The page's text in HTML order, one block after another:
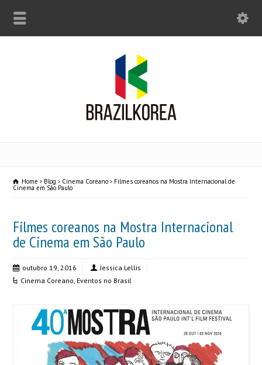
Home Blog Cinema Coreano Filmes coreanos na Mostra Internacional de
Cinema em São Paulo
Filmes coreanos na Mostra Internacional
de Cinema em São Paulo
outubro 19, 2016
Jessica Lellis
Cinema Coreano, Eventos no Brasil